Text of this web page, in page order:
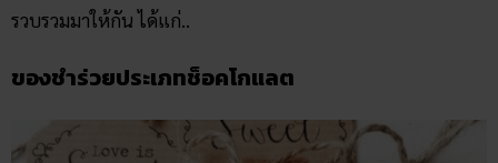
รวบรวมมาให้กัน ได้แก่..
ของชำร่วยประเภทช็อคโกแลต